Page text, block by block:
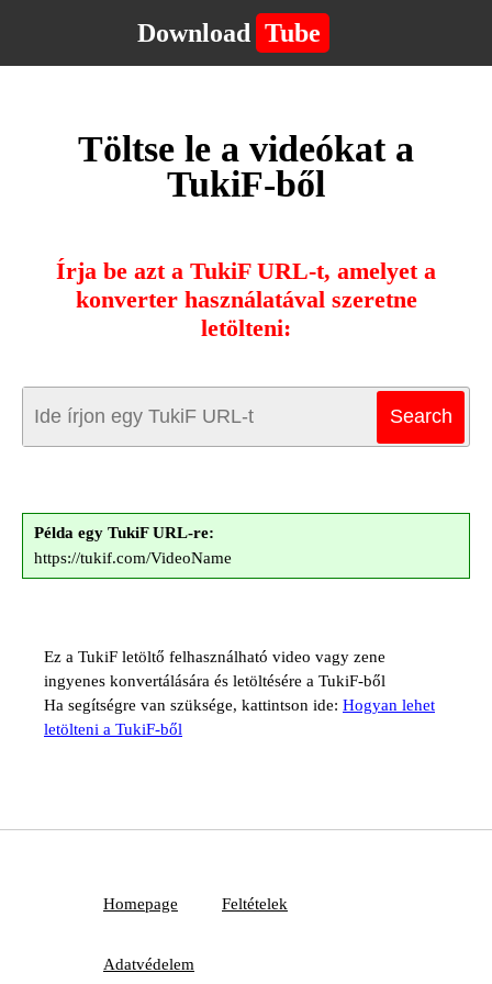
Download Tube
Töltse le a videókat a
TukiF-ből
Írja be azt a TukiF URL-t, amelyet a
konverter használatával szeretne
letölteni:
Példa egy TukiF URL-re:
https://tukif.com/VideoName
Ez a TukiF letöltő felhasználható video vagy zene
ingyenes konvertálására és letöltésére a TukiF-ből
Ha segítségre van szüksége, kattintson ide: Hogyan lehet
letölteni a TukiF-ből
Homepage Feltételek
Adatvédelem